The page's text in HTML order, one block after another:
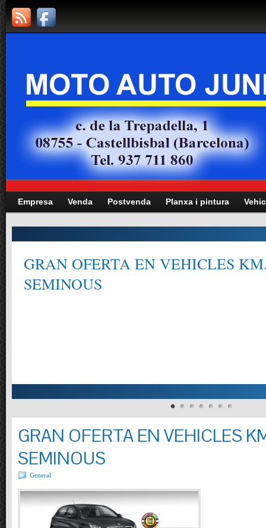
Empresa Venda Postvenda Planxa i pintura
GRAN OFERTA EN VEHICLES
SEMINOUS
GRAN OFERTA EN VEHICLES
SEMINOUS
General